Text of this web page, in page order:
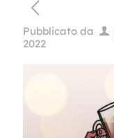
Pubblicato da
2022